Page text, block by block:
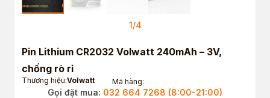
1/4
Pin Lithium CR2032 Volwatt 240mAh – 3V,
chống rò rỉ
Thương hiệu:Volwatt Mã hàng:
Gọi đặt mua: 032 664 7268 (8:00-21:00)